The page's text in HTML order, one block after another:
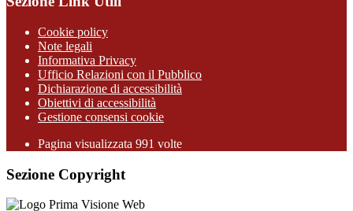
Cookie policy
Note legali
Informativa Privacy
Ufficio Relazioni con il Pubblico
Dichiarazione di accessibilità
Obiettivi di accessibilità
Gestione consensi cookie
Pagina visualizzata 991 volte
Sezione Copyright